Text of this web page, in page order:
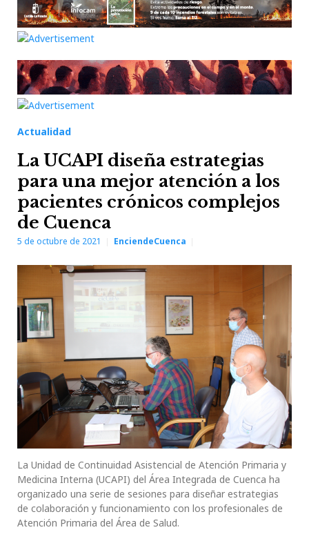
Actualidad
La UCAPI diseña estrategias
para una mejor atención a los
pacientes crónicos complejos
de Cuenca
5 de octubre de 2021 EnciendeCuenca
La Unidad de Continuidad Asistencial de Atención Primaria y
Medicina Interna (UCAPI) del Área Integrada de Cuenca ha
organizado una serie de sesiones para diseñar estrategias
de colaboración y funcionamiento con los profesionales de
Atención Primaria del Área de Salud.